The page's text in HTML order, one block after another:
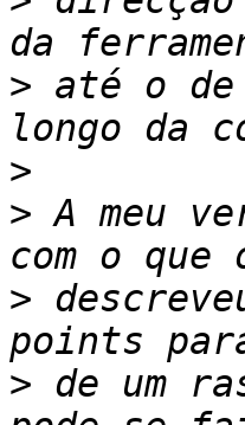
> até o de
>
> A meu
>
> de um